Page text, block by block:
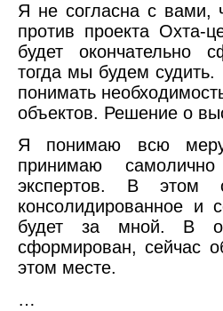
Я не согласна с вами,
против проекта Охта-
будет окончательно
тогда мы будем
понимать
объектов. Решение о
Я понимаю всю меру
принимаю
экспертов. В этом
консолидированное и
будет за мной. В
сформирован, сейчас
этом месте.
…